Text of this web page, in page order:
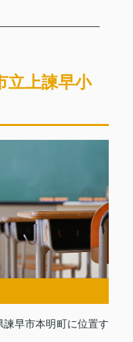
立上諫早小
早市本明町に位置す